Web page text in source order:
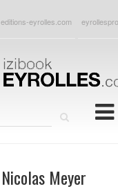
editions-eyrolles.com
Nicolas Meyer